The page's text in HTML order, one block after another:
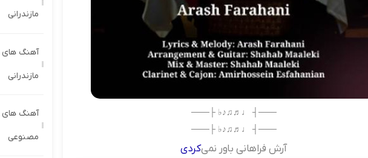
───┤ ♩♬♫♪♭ ├───
───┤ ♩♬♫♪♭ ├───
آرش فراهانی باور نمی‌کردی
مازندرانی
آهنگ های
مازندرانی
آهنگ
مصنوعی